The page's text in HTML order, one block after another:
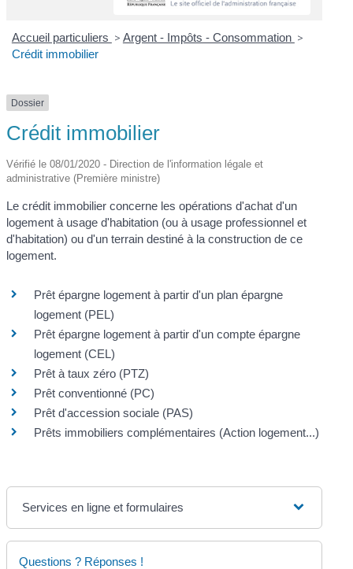
Accueil particuliers > Argent - Impôts - Consommation >
Crédit immobilier
Dossier
Crédit immobilier
Vérifié le 08/01/2020 - Direction de l'information légale et
administrative (Première ministre)
Le crédit immobilier concerne les opérations d'achat d'un
logement à usage d'habitation (ou à usage professionnel et
d'habitation) ou d'un terrain destiné à la construction de ce
logement.
Prêt épargne logement à partir d'un plan épargne
logement (PEL)
Prêt épargne logement à partir d'un compte épargne
logement (CEL)
Prêt à taux zéro (PTZ)
Prêt conventionné (PC)
Prêt d'accession sociale (PAS)
Prêts immobiliers complémentaires (Action logement...)
Services en ligne et formulaires
Questions ? Réponses !